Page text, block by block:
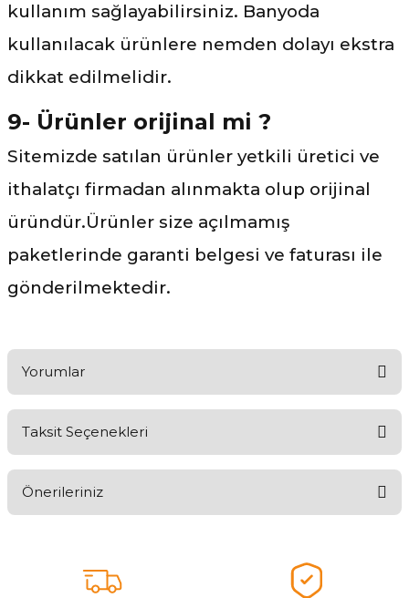
kullanım sağlayabilirsiniz. Banyoda
kullanılacak ürünlere nemden dolayı ekstra
dikkat edilmelidir.
9- Ürünler orijinal mi ?
Sitemizde satılan ürünler yetkili üretici ve
ithalatçı firmadan alınmakta olup orijinal
üründür.Ürünler size açılmamış
paketlerinde garanti belgesi ve faturası ile
gönderilmektedir.
Yorumlar
Ürünü Değerlendir
Taksit Seçenekleri
Önerileriniz
tarafımıza iletebilirsiniz.
Görüş ve önerileriniz için teşekkür ederiz.